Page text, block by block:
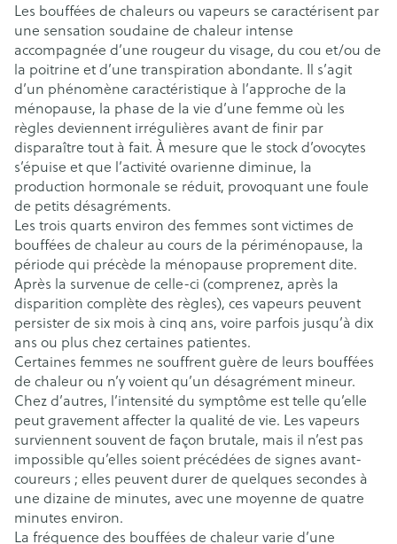
Les bouffées de chaleurs ou vapeurs se caractérisent par
une sensation soudaine de chaleur intense
accompagnée d’une rougeur du visage, du cou et/ou de
la poitrine et d’une transpiration abondante. Il s’agit
d’un phénomène caractéristique à l’approche de la
ménopause, la phase de la vie d’une femme où les
règles deviennent irrégulières avant de finir par
disparaître tout à fait. À mesure que le stock d’ovocytes
s’épuise et que l’activité ovarienne diminue, la
production hormonale se réduit, provoquant une foule
de petits désagréments.
Les trois quarts environ des femmes sont victimes de
bouffées de chaleur au cours de la périménopause, la
période qui précède la ménopause proprement dite.
Après la survenue de celle-ci (comprenez, après la
disparition complète des règles), ces vapeurs peuvent
persister de six mois à cinq ans, voire parfois jusqu’à dix
ans ou plus chez certaines patientes.
Certaines femmes ne souffrent guère de leurs bouffées
de chaleur ou n’y voient qu’un désagrément mineur.
Chez d’autres, l’intensité du symptôme est telle qu’elle
peut gravement affecter la qualité de vie. Les vapeurs
surviennent souvent de façon brutale, mais il n’est pas
impossible qu’elles soient précédées de signes avant-
coureurs ; elles peuvent durer de quelques secondes à
une dizaine de minutes, avec une moyenne de quatre
minutes environ.
La fréquence des bouffées de chaleur varie d’une